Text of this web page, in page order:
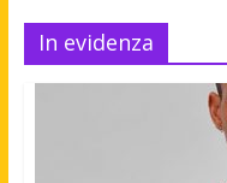
In evidenza